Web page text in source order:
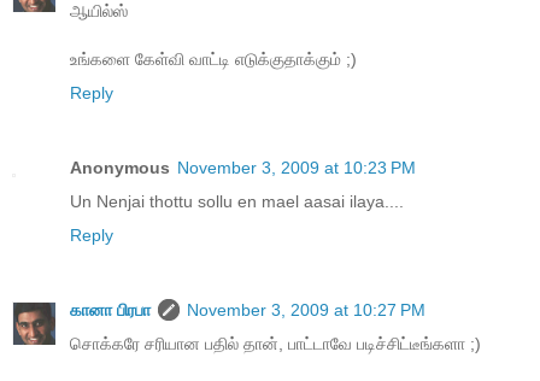
ஆயில்ஸ்
உங்களை கேள்வி வாட்டி எடுக்குதாக்கும் ;)
Reply
Anonymous November 3, 2009 at 10:23 PM
Un Nenjai thottu sollu en mael aasai ilaya....
Reply
கானா பிரபா
November 3, 2009 at 10:27 PM
சொக்கரே சரியான பதில் தான், பாட்டாவே படிச்சிட்டீங்களா ;)